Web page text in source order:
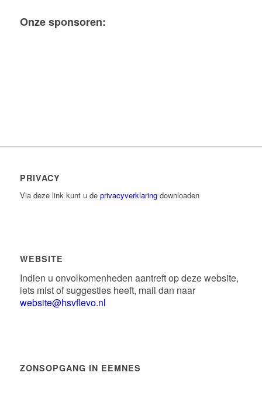
Onze sponsoren:
PRIVACY
Via deze link kunt u de privacyverklaringdownloaden
WEBSITE
Indien u onvolkomenheden aantreft op deze website,
iets mist of suggesties heeft, mail dan naar
website@hsvflevo.nl
ZONSOPGANG IN EEMNES